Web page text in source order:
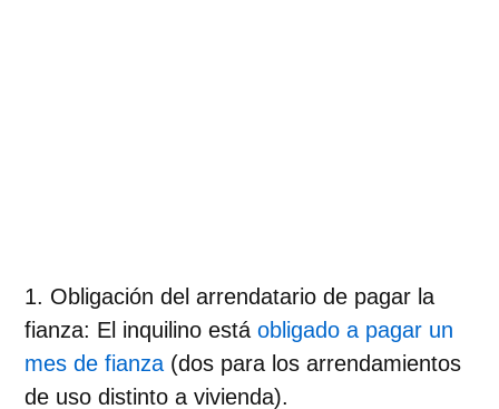
Obligación del arrendatario de pagar la
fianza: El inquilino está obligado a pagar un
mes de fianza (dos para los arrendamientos
de uso distinto a vivienda).